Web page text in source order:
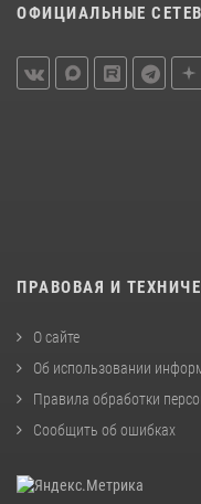
ОФИЦИАЛЬНЫЕ
ПРАВОВАЯ И
О сайте
Об использовании
Правила обработки
Сообщить об ошибках